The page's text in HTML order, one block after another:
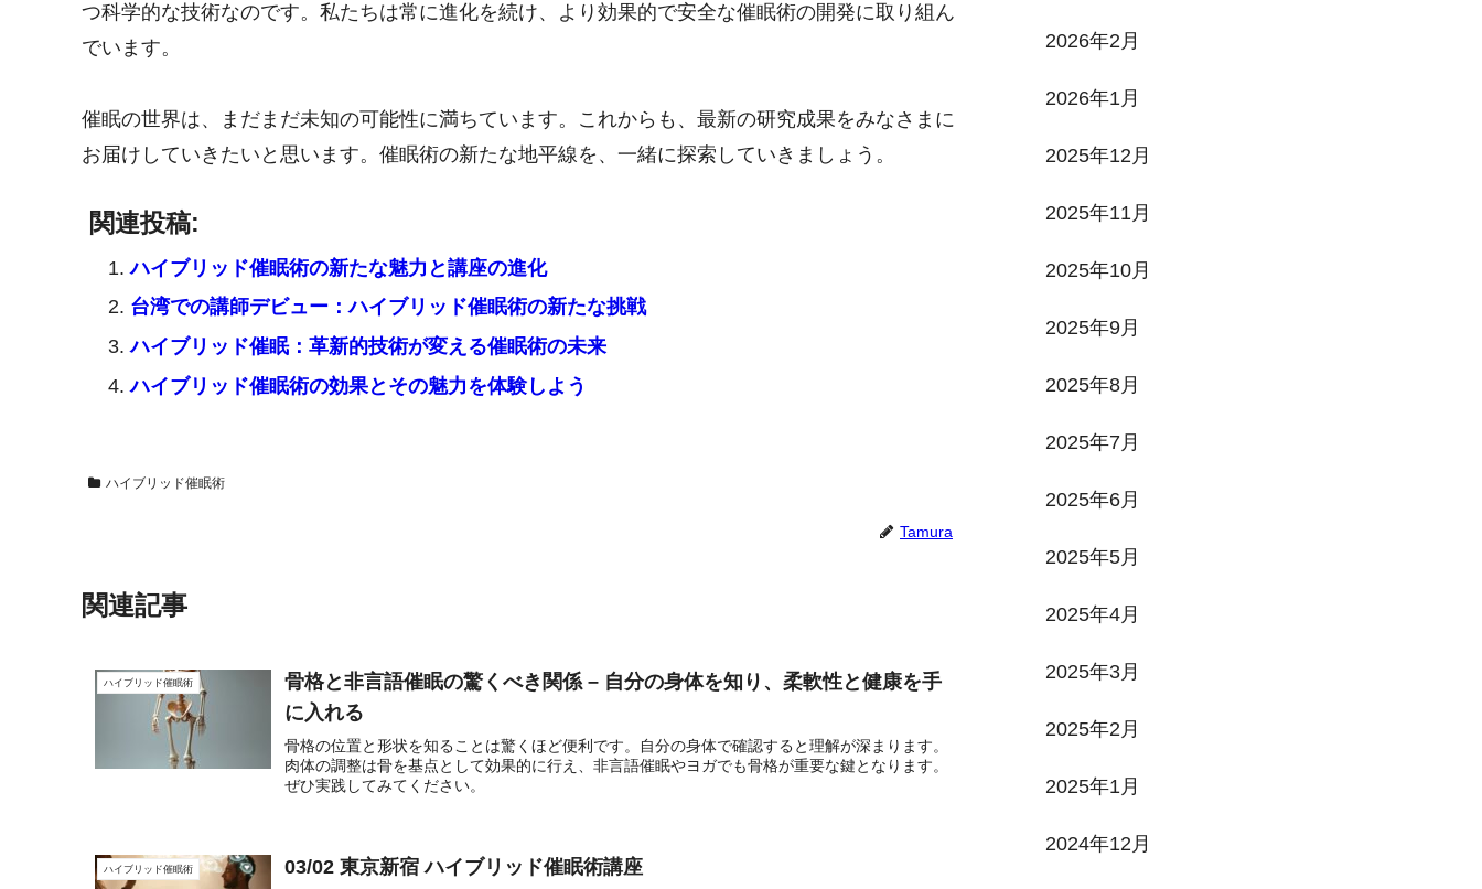
つ科学的な技術なのです。私たちは常に進化を続け、より効果的で安全な催眠術の開発に取り組ん
でいます。
催眠の世界は、まだまだ未知の可能性に満ちています。これからも、最新の研究成果をみなさまに
お届けしていきたいと思います。催眠術の新たな地平線を、一緒に探索していきましょう。
関連投稿:
ハイブリッド催眠術の新たな魅力と講座の進化
台湾での講師デビュー：ハイブリッド催眠術の新たな挑戦
ハイブリッド催眠：革新的技術が変える催眠術の未来
ハイブリッド催眠術の効果とその魅力を体験しよう
ハイブリッド催眠術
Tamura
関連記事
ハイブリッド催眠術
骨格と非言語催眠の驚くべき関係 – 自分の身体を知り、柔軟性と健康を手
に入れる
骨格の位置と形状を知ることは驚くほど便利です。自分の身体で確認すると理解が深まります。
肉体の調整は骨を基点として効果的に行え、非言語催眠やヨガでも骨格が重要な鍵となります。
ぜひ実践してみてください。
ハイブリッド催眠術 03/02 東京新宿 ハイブリッド催眠術講座
2026年2月
2026年1月
2025年12月
2025年11月
2025年10月
2025年9月
2025年8月
2025年7月
2025年6月
2025年5月
2025年4月
2025年3月
2025年2月
2025年1月
2024年12月